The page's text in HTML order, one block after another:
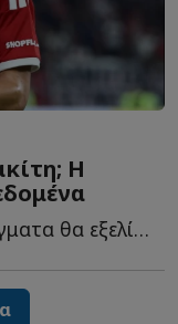
Η
Κανείς δεν περίμενε ότι τα πράγματα θα εξελίσσονταν έ...